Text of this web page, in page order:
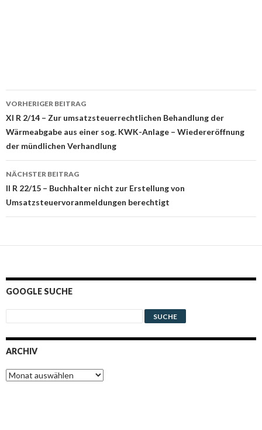
Beitrags-
Navigation
VORHERIGER BEITRAG
XI R 2/14 – Zur umsatzsteuerrechtlichen Behandlung der
Wärmeabgabe aus einer sog. KWK-Anlage – Wiedereröffnung
der mündlichen Verhandlung
NÄCHSTER BEITRAG
II R 22/15 – Buchhalter nicht zur Erstellung von
Umsatzsteuervoranmeldungen berechtigt
GOOGLE SUCHE
ARCHIV
Archiv